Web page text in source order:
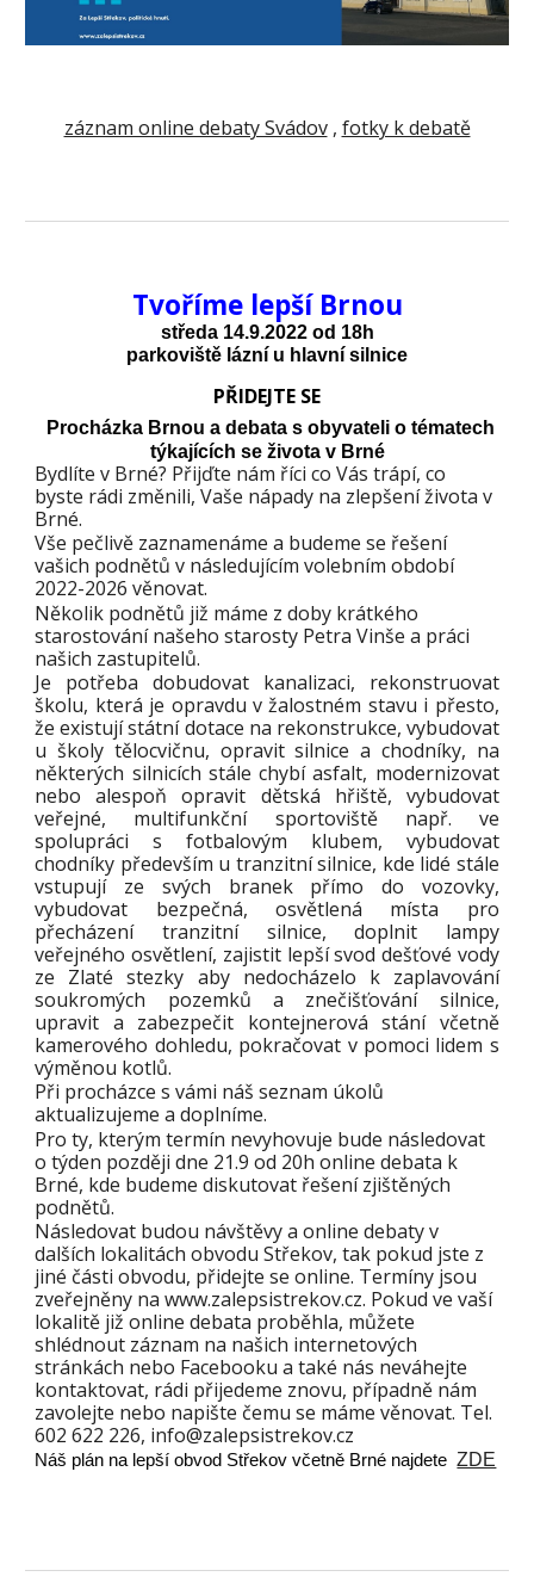
záznam online debaty Svádov, fotky k debatě
Tvoříme lepší Brnou
středa 14.9.2022 od 18h
parkoviště lázní u hlavní silnice
PŘIDEJTE SE
Procházka Brnou a debata s obyvateli o tématech
týkajících se života v Brné
Bydlíte v Brné? Přijďte nám říci co Vás trápí, co
byste rádi změnili, Vaše nápady na zlepšení života v
Brné.
Vše pečlivě zaznamenáme a budeme se řešení
vašich podnětů v následujícím volebním období
2022-2026 věnovat.
Několik podnětů již máme z doby krátkého
starostování našeho starosty Petra Vinše a práci
našich zastupitelů.
Je potřeba dobudovat kanalizaci, rekonstruovat
školu, která je opravdu v žalostném stavu i přesto,
že existují státní dotace na rekonstrukce, vybudovat
u školy tělocvičnu, opravit silnice a chodníky, na
některých silnicích stále chybí asfalt, modernizovat
nebo alespoň opravit dětská hřiště, vybudovat
veřejné, multifunkční sportoviště např. ve
spolupráci s fotbalovým klubem, vybudovat
chodníky především u tranzitní silnice, kde lidé stále
vstupují ze svých branek přímo do vozovky,
vybudovat bezpečná, osvětlená místa pro
přecházení tranzitní silnice, doplnit lampy
veřejného osvětlení, zajistit lepší svod dešťové vody
ze Zlaté stezky aby nedocházelo k zaplavování
soukromých pozemků a znečišťování silnice,
upravit a zabezpečit kontejnerová stání včetně
kamerového dohledu, pokračovat v pomoci lidem s
výměnou kotlů.
Při procházce s vámi náš seznam úkolů
aktualizujeme a doplníme.
Pro ty, kterým termín nevyhovuje bude následovat
o týden později dne 21.9 od 20h online debata k
Brné, kde budeme diskutovat řešení zjištěných
podnětů.
Následovat budou návštěvy a online debaty v
dalších lokalitách obvodu Střekov, tak pokud jste z
jiné části obvodu, přidejte se online. Termíny jsou
zveřejněny na www.zalepsistrekov.cz. Pokud ve vaší
lokalitě již online debata proběhla, můžete
shlédnout záznam na našich internetových
stránkách nebo Facebooku a také nás neváhejte
kontaktovat, rádi přijedeme znovu, případně nám
zavolejte nebo napište čemu se máme věnovat. Tel.
602 622 226, info@zalepsistrekov.cz
Náš plán na lepší obvod Střekov včetně Brné najdeteZDE